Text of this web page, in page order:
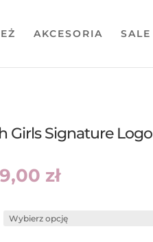
AKCESORIA SALE
Girls Signature Logo
złAktualna
cena